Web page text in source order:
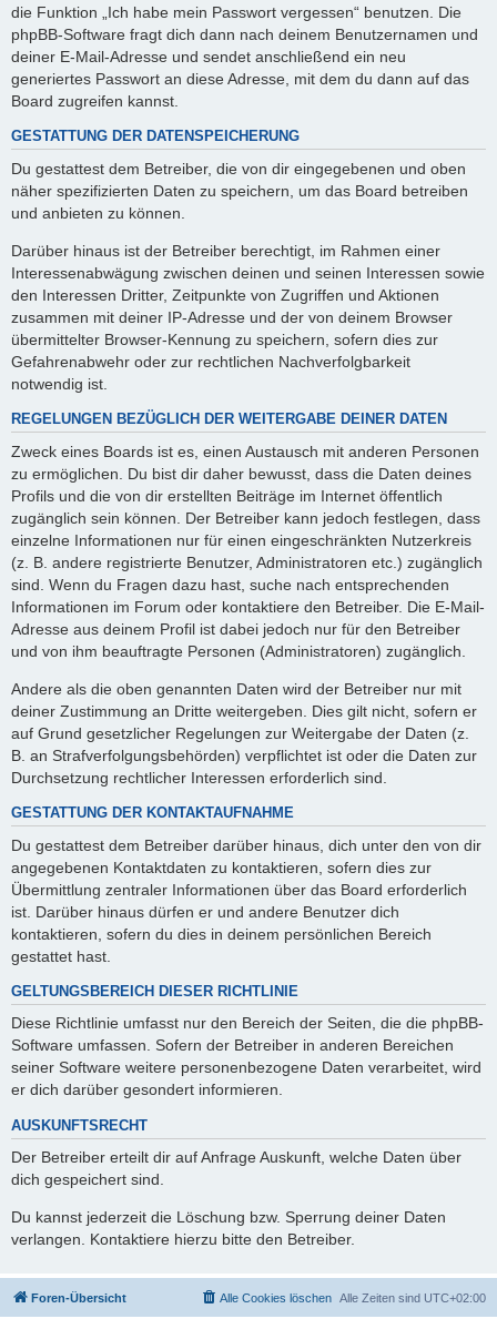
die Funktion „Ich habe mein Passwort vergessen“ benutzen. Die
phpBB-Software fragt dich dann nach deinem Benutzernamen und
deiner E-Mail-Adresse und sendet anschließend ein neu
generiertes Passwort an diese Adresse, mit dem du dann auf das
Board zugreifen kannst.
GESTATTUNG DER DATENSPEICHERUNG
Du gestattest dem Betreiber, die von dir eingegebenen und oben
näher spezifizierten Daten zu speichern, um das Board betreiben
und anbieten zu können.
Darüber hinaus ist der Betreiber berechtigt, im Rahmen einer
Interessenabwägung zwischen deinen und seinen Interessen sowie
den Interessen Dritter, Zeitpunkte von Zugriffen und Aktionen
zusammen mit deiner IP-Adresse und der von deinem Browser
übermittelter Browser-Kennung zu speichern, sofern dies zur
Gefahrenabwehr oder zur rechtlichen Nachverfolgbarkeit
notwendig ist.
REGELUNGEN BEZÜGLICH DER WEITERGABE DEINER DATEN
Zweck eines Boards ist es, einen Austausch mit anderen Personen
zu ermöglichen. Du bist dir daher bewusst, dass die Daten deines
Profils und die von dir erstellten Beiträge im Internet öffentlich
zugänglich sein können. Der Betreiber kann jedoch festlegen, dass
einzelne Informationen nur für einen eingeschränkten Nutzerkreis
(z. B. andere registrierte Benutzer, Administratoren etc.) zugänglich
sind. Wenn du Fragen dazu hast, suche nach entsprechenden
Informationen im Forum oder kontaktiere den Betreiber. Die E-Mail-
Adresse aus deinem Profil ist dabei jedoch nur für den Betreiber
und von ihm beauftragte Personen (Administratoren) zugänglich.
Andere als die oben genannten Daten wird der Betreiber nur mit
deiner Zustimmung an Dritte weitergeben. Dies gilt nicht, sofern er
auf Grund gesetzlicher Regelungen zur Weitergabe der Daten (z.
B. an Strafverfolgungsbehörden) verpflichtet ist oder die Daten zur
Durchsetzung rechtlicher Interessen erforderlich sind.
GESTATTUNG DER KONTAKTAUFNAHME
Du gestattest dem Betreiber darüber hinaus, dich unter den von dir
angegebenen Kontaktdaten zu kontaktieren, sofern dies zur
Übermittlung zentraler Informationen über das Board erforderlich
ist. Darüber hinaus dürfen er und andere Benutzer dich
kontaktieren, sofern du dies in deinem persönlichen Bereich
gestattet hast.
GELTUNGSBEREICH DIESER RICHTLINIE
Diese Richtlinie umfasst nur den Bereich der Seiten, die die phpBB-
Software umfassen. Sofern der Betreiber in anderen Bereichen
seiner Software weitere personenbezogene Daten verarbeitet, wird
er dich darüber gesondert informieren.
AUSKUNFTSRECHT
Der Betreiber erteilt dir auf Anfrage Auskunft, welche Daten über
dich gespeichert sind.
Du kannst jederzeit die Löschung bzw. Sperrung deiner Daten
verlangen. Kontaktiere hierzu bitte den Betreiber.
Foren-Übersicht Alle Zeiten sind UTC+02:00
Alle Cookies löschen